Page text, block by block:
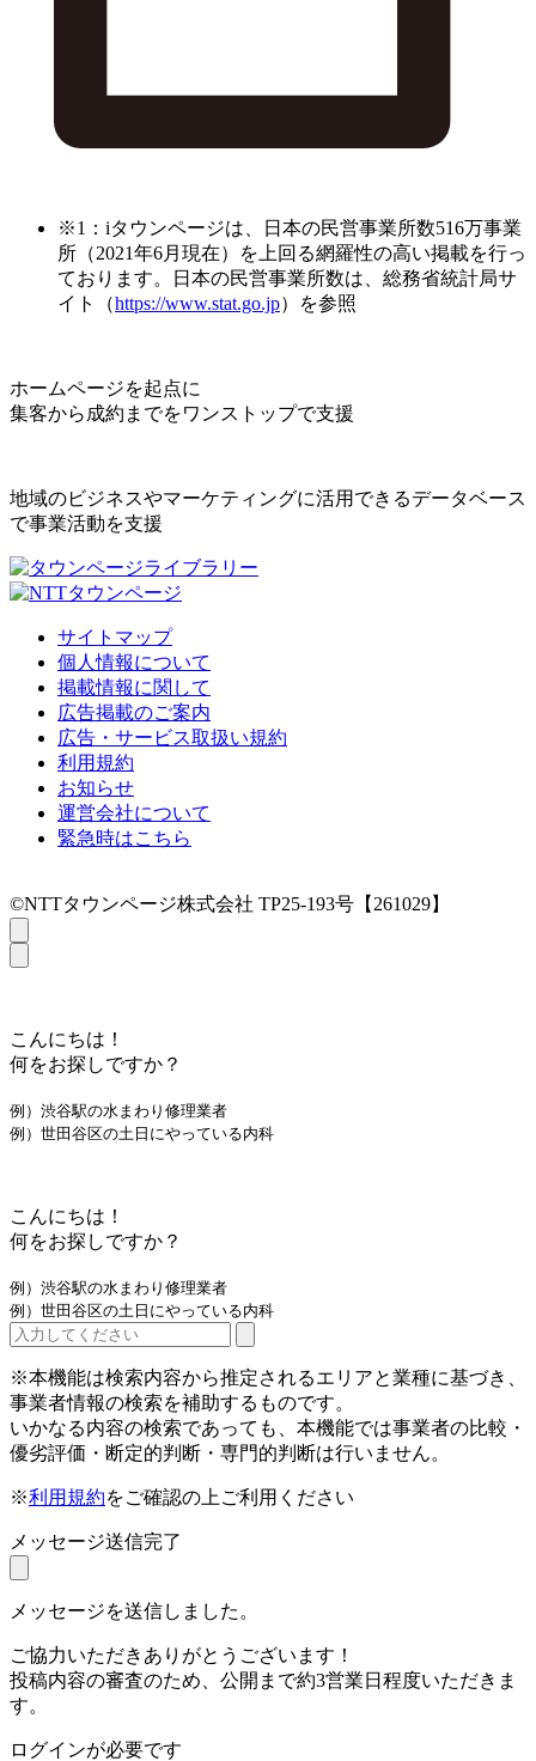
※1：iタウンページは、日本の民営事業所数516万事業
所（2021年6月現在）を上回る網羅性の高い掲載を行っ
ております。日本の民営事業所数は、総務省統計局サ
イト（https://www.stat.go.jp）を参照
ホームページを起点に
集客から成約までをワンストップで支援
地域のビジネスやマーケティングに活用できるデータベース
で事業活動を支援
サイトマップ
個人情報について
掲載情報に関して
広告掲載のご案内
広告・サービス取扱い規約
利用規約
お知らせ
運営会社について
緊急時はこちら
©NTTタウンページ株式会社 TP25-193号【261029】
こんにちは！
何をお探しですか？
例）渋谷駅の水まわり修理業者
例）世田谷区の土日にやっている内科
こんにちは！
何をお探しですか？
例）渋谷駅の水まわり修理業者
例）世田谷区の土日にやっている内科
※本機能は検索内容から推定されるエリアと業種に基づき、
事業者情報の検索を補助するものです。
いかなる内容の検索であっても、本機能では事業者の比較・
優劣評価・断定的判断・専門的判断は行いません。
※利用規約をご確認の上ご利用ください
メッセージ送信完了
メッセージを送信しました。
ご協力いただきありがとうございます！
投稿内容の審査のため、公開まで約3営業日程度いただきま
す。
ログインが必要です